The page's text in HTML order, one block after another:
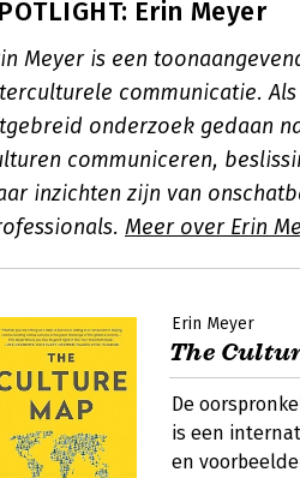
Erin Meyer
Meyer is een
communicatie. Als
onderzoek gedaan
communiceren,
inzichten zijn van
Meer over Erin
Erin Meyer
The
De
is een
en